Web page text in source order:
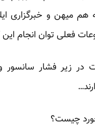
هم میهن و خبرگزاری
فعلی توان انجام این
در زیر فشار
چیست؟